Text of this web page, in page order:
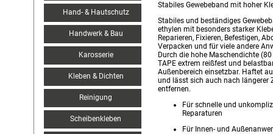
Hand- & Hautschutz
Handwerk & Bau
Karosserie
Kleben & Dichten
Reinigung
Scheibenkleben
Stabiles Gewebeband mit hoher
Stabiles und beständiges
ethylen mit besonders starker
Reparieren, Fixieren, Befestigen,
Verpacken und für viele andere
Durch die hohe Maschendichte
TAPE extrem reißfest und
Außenbereich einsetzbar. Haftet
und lässt sich auch nach längerer
entfernen.
Für schnelle und
Reparaturen
Für Innen- und